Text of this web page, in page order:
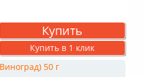
Купить
Купить в 1 клик